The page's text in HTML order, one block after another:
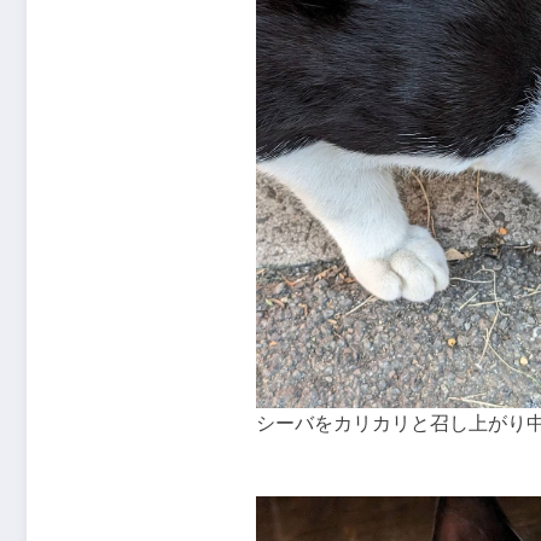
シーバをカリカリと召し上がり